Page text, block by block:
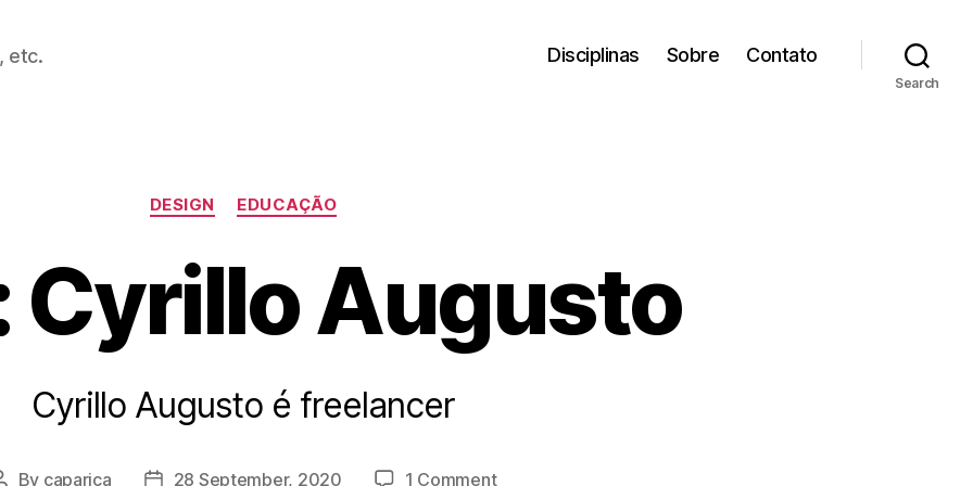
etc. Disciplinas Sobre Contato
Search
Categories
DESIGN EDUCAÇÃO
Cyrillo Augusto
Cyrillo Augusto é freelancer
By caparica Post28 September, 2020 1 Commenton